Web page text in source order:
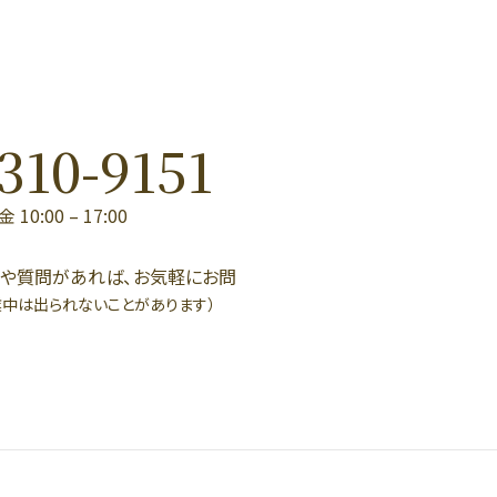
9151
10:00 – 17:00
質問があれば、お気軽にお問
は出られないことがあります）